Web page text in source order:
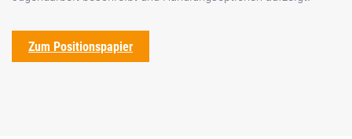
Zum Positionspapier